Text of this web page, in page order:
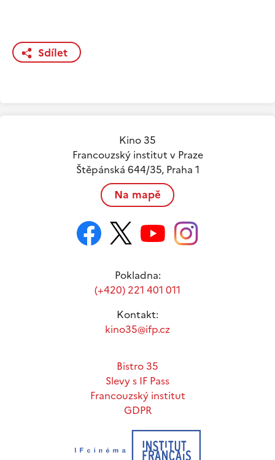
Sdílet
Kino 35
Francouzský institut v Praze
Štěpánská 644/35, Praha 1
Na mapě
Pokladna:
(+420) 221 401 011
Kontakt:
kino35@ifp.cz
Bistro 35
Slevy s IF Pass
Francouzský institut
GDPR